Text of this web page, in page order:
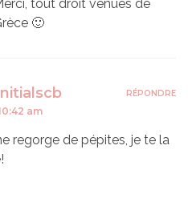
tout droit venues de
🙂
am
regorge de pépites, je te la
RÉPONDRE